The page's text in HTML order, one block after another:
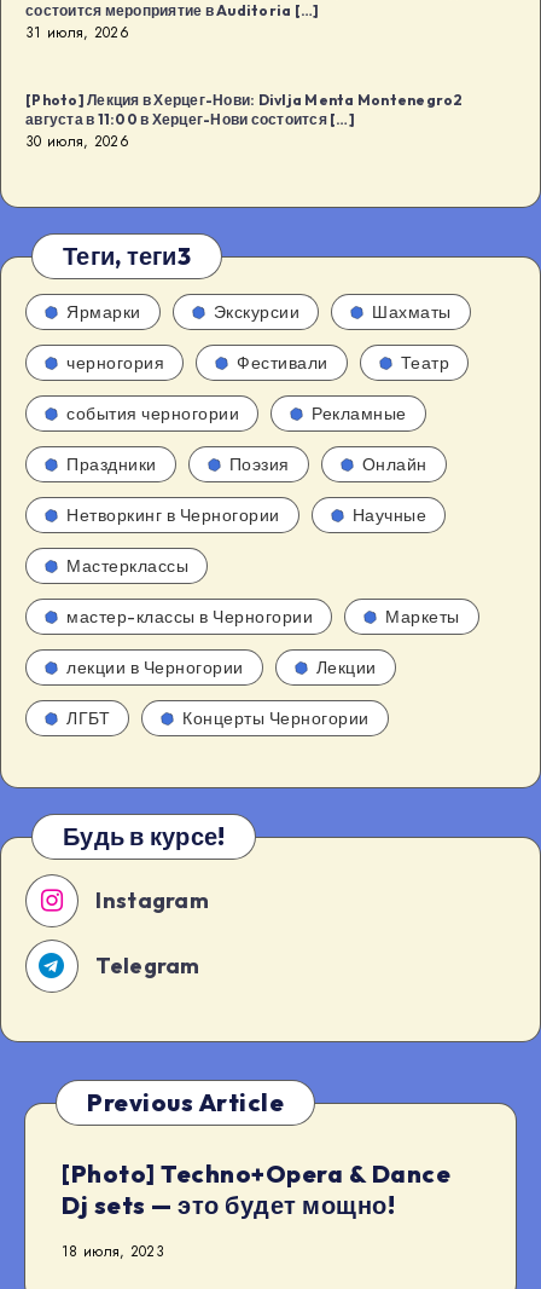
состоится мероприятие в Auditoria […]
31 июля, 2026
[Photo] Лекция в Херцег-Нови: Divlja Menta Montenegro2
августа в 11:00 в Херцег-Нови состоится […]
30 июля, 2026
Теги, теги3
Ярмарки Экскурсии Шахматы
черногория Фестивали Театр
события черногории Рекламные
Праздники Поэзия Онлайн
Нетворкинг в Черногории Научные
Мастерклассы
мастер-классы в Черногории Маркеты
лекции в Черногории Лекции
ЛГБТ Концерты Черногории
Будь в курсе!
Instagram
Telegram
Previous Article
[Photo] Techno+Opera & Dance
Dj sets — это будет мощно!
18 июля, 2023